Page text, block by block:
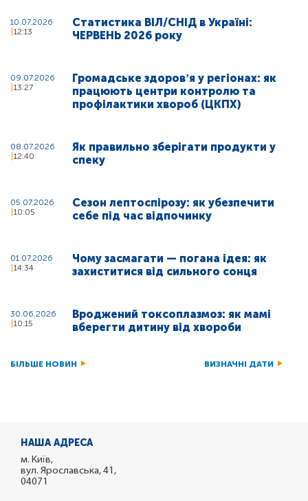
10.07.2026
12:13
Статистика ВІЛ/СНІД в Україні:
ЧЕРВЕНЬ 2026 року
09.07.2026
13:27
Громадське здоровʼя у регіонах: як
працюють центри контролю та
профілактики хвороб (ЦКПХ)
08.07.2026
12:40
Як правильно зберігати продукти у
спеку
05.07.2026
10:05
Сезон лептоспірозу: як убезпечити
себе під час відпочинку
01.07.2026
14:34
Чому засмагати — погана ідея: як
захиститися від сильного сонця
30.06.2026
10:15
Вроджений токсоплазмоз: як мамі
вберегти дитину від хвороби
БІЛЬШЕ НОВИН ВИЗНАЧНІ ДАТИ
НАША АДРЕСА
м. Київ,
вул. Ярославська, 41,
04071